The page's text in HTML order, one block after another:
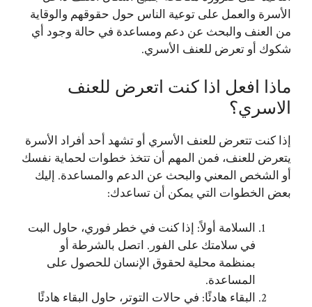
الأسرة والعمل على توعية الناس حول حقوقهم والوقاية
من العنف والبحث عن دعم ومساعدة في حالة وجود أي
شكوك أو تعرض للعنف الأسري.
ماذا افعل اذا كنت اتعرض للعنف
الاسري؟
إذا كنت تتعرض للعنف الأسري أو تشهد أحد أفراد الأسرة
يتعرض للعنف، فمن المهم أن تتخذ خطوات لحماية نفسك
أو الشخص المعني والبحث عن الدعم والمساعدة. إليك
بعض الخطوات التي يمكن أن تساعدك:
السلامة أولاً: إذا كنت في خطر فوري، حاول البت
في سلامتك على الفور. اتصل بالشرطة أو
بمنظمة محلية لحقوق الإنسان للحصول على
المساعدة.
البقاء هادئًا: في حالات التوتر، حاول البقاء هادئًا